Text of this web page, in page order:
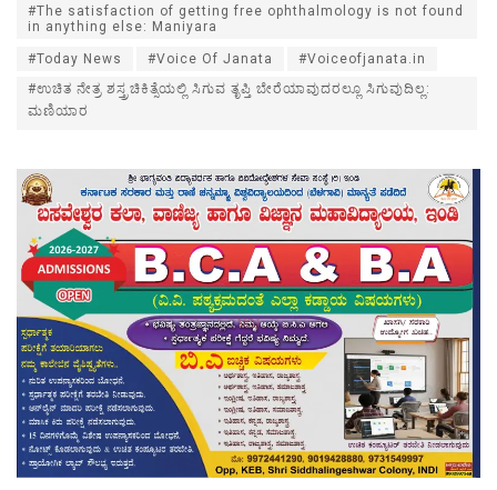
#The satisfaction of getting free ophthalmology is not found
in anything else: Maniyara
#Today News #Voice Of Janata
#Voiceofjanata.in
#ಉಚಿತ ನೇತ್ರ ಶಸ್ತ್ರಚಿಕಿತ್ಸೆಯಲ್ಲಿ ಸಿಗುವ ತೃಪ್ತಿ ಬೇರೆಯಾವುದರಲ್ಲೂ ಸಿಗುವುದಿಲ್ಲ:
ಮಣಿಯಾರ